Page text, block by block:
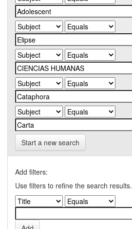
Start a new search
Add filters:
Use filters to refine the search results.